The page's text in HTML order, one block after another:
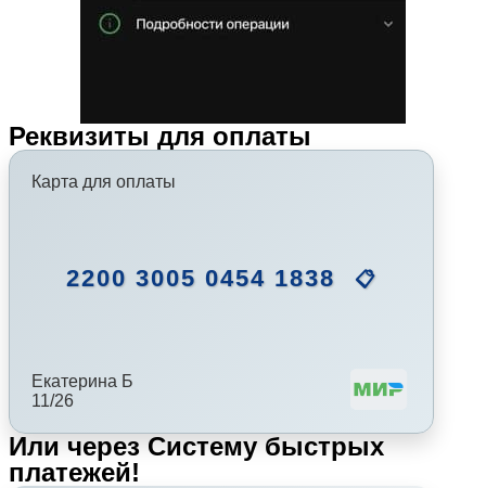
Реквизиты для оплаты
Карта для оплаты
2200 3005 0454 1838 📋
Екатерина Б
11/26
Или через Систему быстрых
платежей!